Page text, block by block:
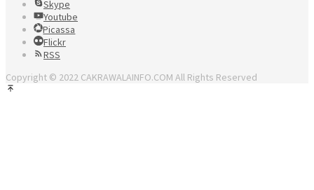
Skype
Youtube
Picassa
Flickr
RSS
Copyright © 2022 CAKRAWALAINFO.COM All Rights Reserved